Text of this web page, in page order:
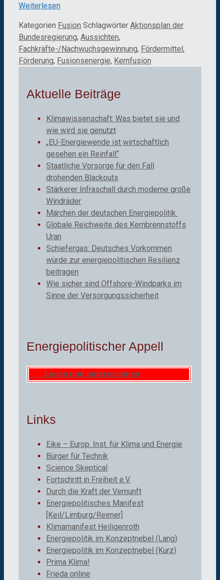
Weiterlesen
Kategorien Fusion Schlagwörter Aktionsplan der
Bundesregierung, Aussichten,
Fachkräfte-/Nachwuchsgewinnung, Fördermittel,
Förderung, Fusionsenergie, Kernfusion
Aktuelle Beiträge
Klimawissenschaft: Was bietet sie und
wie wird sie genutzt
„EU-Energiewende ist wirtschaftlich
gesehen ein Reinfall“
Staatliche Vorsorge für den Fall
drohenden Blackouts
Stärkerer Infraschall durch moderne große
Windräder
Märchen der deutschen Energiepolitik
Globale Reichweite des Kernbrennstoffs
Uran
Schiefergas: Deutsches Vorkommen
würde zur energiepolitischen Resilienz
beitragen
Wie sicher sind Offshore-Windparks im
Sinne der Versorgungssicherheit
Energiepolitischer Appell
Lesen und unterzeichnen
Links
Eike – Europ. Inst. für Klima und Energie
Bürger für Technik
Science Skeptical
Fortschritt in Freiheit e.V.
Durch die Kraft der Vernunft
Energiepolitisches Manifest
[Keil/Limburg/Reimer]
Klimamanifest Heiligenroth
Energiepolitik im Konzeptnebel (Lang)
Energiepolitik im Konzeptnebel (Kurz)
Prima Klima!
Frieda online